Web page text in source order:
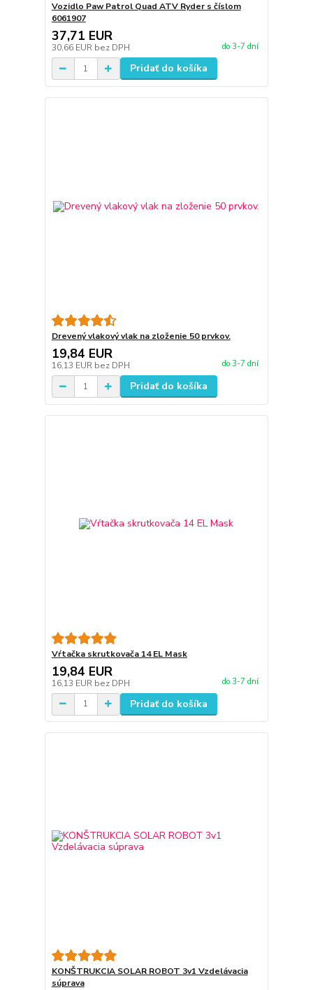
Vozidlo Paw Patrol Quad ATV Ryder s číslom
6061907
37,71 EUR
30,66 EUR bez DPH do 3-7 dní
Pridať do košíka
Drevený vlakový vlak na zloženie 50 prvkov.
19,84 EUR
16,13 EUR bez DPH do 3-7 dní
Pridať do košíka
Vŕtačka skrutkovača 14 EL Mask
19,84 EUR
16,13 EUR bez DPH do 3-7 dní
Pridať do košíka
KONŠTRUKCIA SOLAR ROBOT 3v1 Vzdelávacia
súprava